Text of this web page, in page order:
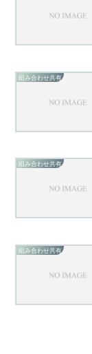
組み合わせ共有
組み合わせ共有
組み合わせ共有